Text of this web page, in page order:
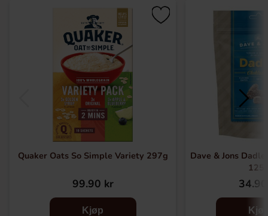
Quaker Oats So Simple Variety 297g
99.90 kr
Kjøp
Dave & Jons